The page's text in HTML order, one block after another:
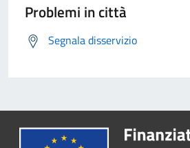
Problemi in città
Segnala disservizio